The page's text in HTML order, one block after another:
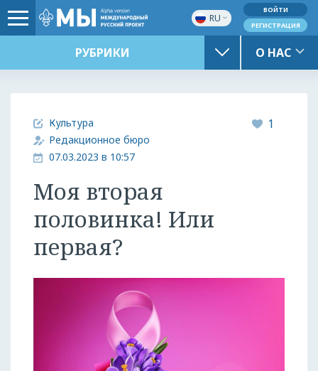
RU
ВОЙТИ
РЕГИСТРАЦИЯ
РУБРИКИ О НАС
Культура
Редакционное бюро
07.03.2023 в 10:57
1
Моя вторая
половинка! Или
первая?